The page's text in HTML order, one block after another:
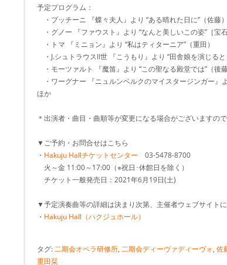
予定プログラム：
・プッチーニ 『蝶々夫人』より “ある晴れた日に”（佐藤）
・グノー 『ファウスト』より “なんと美しいこの姿”［宝
・トマ 『ミニョン』より “私はティターニア”（重田）
・J.シュトラウスII世 『こうもり』より “田舎娘を演じると
・モーツァルト 『魔笛』より “この聖なる殿堂では”（後藤
・ワーグナー 『ニュルンベルクのマイスタージンガー
ほか
＊出演者・曲目・曲順等が変更になる場合がございますの
▼ご予約・お問合せはこちら
・ Hakuju Hallチケットセンター 03-5478-8700
火～金 11:00～17:00（※祝日･休館日を除く）
チケット一般発売日：2021年6月19日(土)
▼予定演奏曲等の詳細は決まり次第、主催者ウェブサイト
・ Hakuju Hall（ハクジュホール）
タグ:二期会オペラ研修所, 二期会ディーヴァディーヴォ, 佐
重田栞